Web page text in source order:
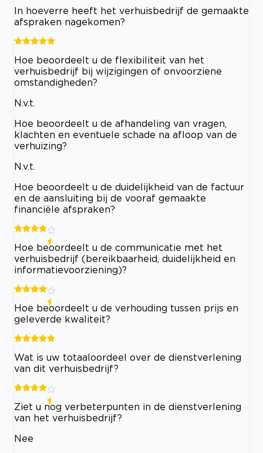
In hoeverre heeft het verhuisbedrijf de gemaakte
afspraken nagekomen?
Hoe beoordeelt u de flexibiliteit van het
verhuisbedrijf bij wijzigingen of onvoorziene
omstandigheden?
N.v.t.
Hoe beoordeelt u de afhandeling van vragen,
klachten en eventuele schade na afloop van de
verhuizing?
N.v.t.
Hoe beoordeelt u de duidelijkheid van de factuur
en de aansluiting bij de vooraf gemaakte
financiële afspraken?
Hoe beoordeelt u de communicatie met het
verhuisbedrijf (bereikbaarheid, duidelijkheid en
informatievoorziening)?
Hoe beoordeelt u de verhouding tussen prijs en
geleverde kwaliteit?
Wat is uw totaaloordeel over de dienstverlening
van dit verhuisbedrijf?
Ziet u nog verbeterpunten in de dienstverlening
van het verhuisbedrijf?
Nee